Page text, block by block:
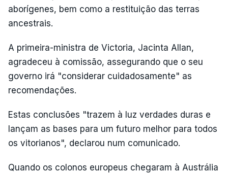
aborígenes, bem como a restituição das terras
ancestrais.
A primeira-ministra de Victoria, Jacinta Allan,
agradeceu à comissão, assegurando que o seu
governo irá "considerar cuidadosamente" as
recomendações.
Estas conclusões "trazem à luz verdades duras e
lançam as bases para um futuro melhor para todos
os vitorianos", declarou num comunicado.
Quando os colonos europeus chegaram à Austrália